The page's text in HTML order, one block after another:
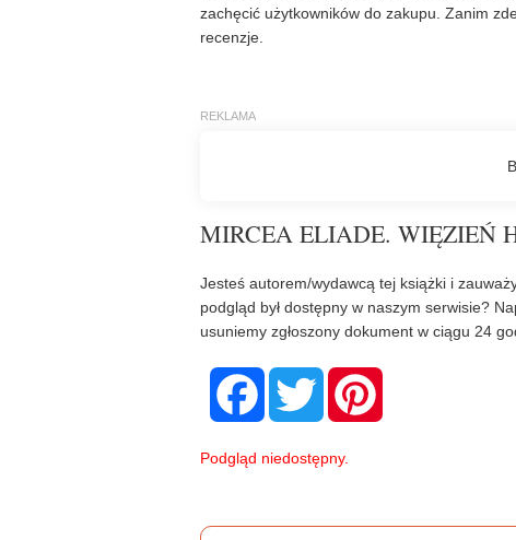
zachęcić użytkowników do zakupu. Zanim
recenzje.
MIRCEA ELIADE. WIĘZIEŃ
Jesteś autorem/wydawcą tej książki i
podgląd był dostępny w naszym serwisie?
usuniemy zgłoszony dokument w ciągu 24
F
o
T
w
e
Podgląd niedostępny.